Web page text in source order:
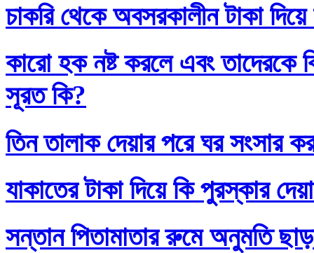
চাকরি থেকে অবসরকালীন টাকা
কারো হক নষ্ট করলে এবং তাদেরকে
সূরত কি?
তিন তালাক দেয়ার পরে ঘর সংসার
যাকাতের টাকা দিয়ে কি পুরস্কার
সন্তান পিতামাতার রুমে অনুমতি